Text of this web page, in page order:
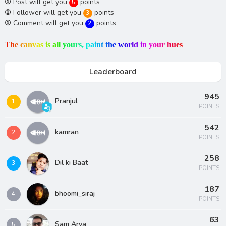
5
① Follower will get you 3 points
① Comment will get you 2 points
The canvas is all yours, paint the world in your hues
Leaderboard
1 Pranjul 945
POINTS
2 kamran 542
POINTS
3 Dil ki Baat 258
POINTS
4 bhoomi_siraj 187
POINTS
63